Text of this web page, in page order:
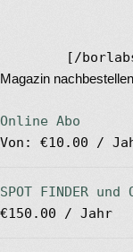
[/
Magazin nachbestellen
Online Abo
Von: €10.00 /
SPOT FINDER
€150.00 / Jahr